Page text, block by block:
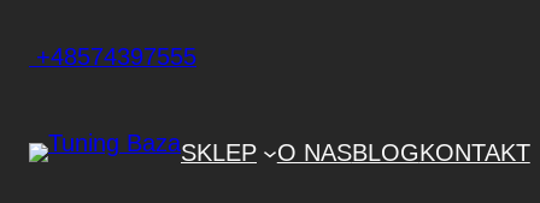
+48574397555
SKLEP O NASBLOGKONTAKT